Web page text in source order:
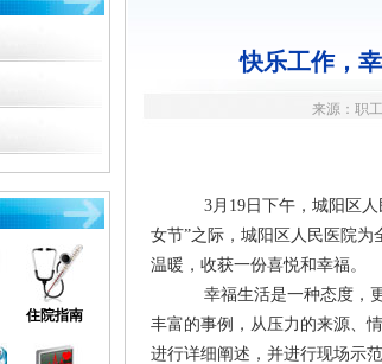
住院指南
快乐工作，
来源：职
3月19日下午，城阳区
女节”之际，城阳区人民医院
温暖，收获一份喜悦和幸福。
幸福生活是一种态度，
丰富的事例，从压力的来源、
进行详细阐述，并进行现场示